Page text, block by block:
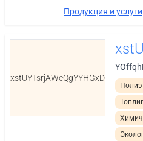
Продукция и услуги
xstUYTsrjAWeQgYYHGxD